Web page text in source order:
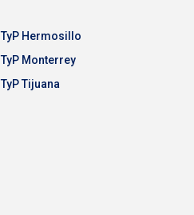
TyP Hermosillo
TyP Monterrey
TyP Tijuana